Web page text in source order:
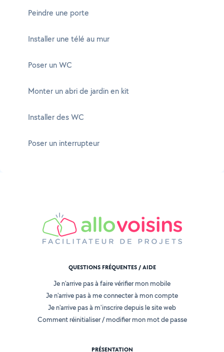
Peindre une porte
Installer une télé au mur
Poser un WC
Monter un abri de jardin en kit
Installer des WC
Poser un interrupteur
QUESTIONS FRÉQUENTES / AIDE
Je n'arrive pas à faire vérifier mon mobile
Je n'arrive pas à me connecter à mon compte
Je n'arrive pas à m'inscrire depuis le site web
Comment réinitialiser / modifier mon mot de passe
PRÉSENTATION